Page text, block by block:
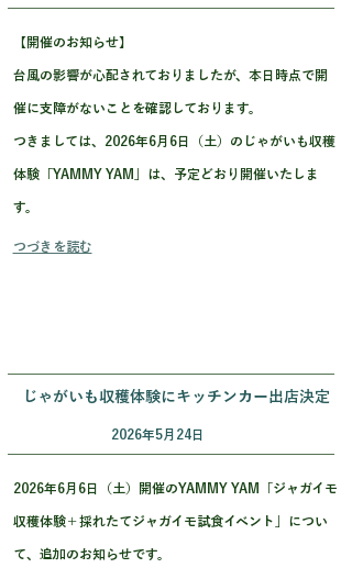
【開催のお知らせ】
台風の影響が心配されておりましたが、本日時点で開
催に支障がないことを確認しております。
つきましては、2026年6月6日（土）のじゃがいも収穫
体験「YAMMY YAM」は、予定どおり開催いたしま
す。
つづきを読む
じゃがいも収穫体験にキッチンカー出店決定
2026年5月24日
2026年6月6日（土）開催のYAMMY YAM「ジャガイモ
収穫体験＋採れたてジャガイモ試食イベント」につい
て、追加のお知らせです。